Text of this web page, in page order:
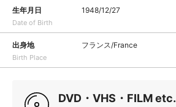
生年月日
Date of Birth
1948/12/27
出身地
Birth Place
フランス/France
DVD・VHS・FILM etc.